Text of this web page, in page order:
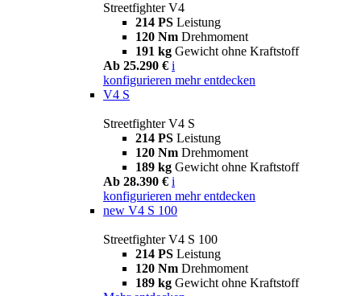
Streetfighter V4
214 PS Leistung
120 Nm Drehmoment
191 kg Gewicht ohne Kraftstoff
Ab 25.290 € i
konfigurieren mehr entdecken
V4 S
Streetfighter V4 S
214 PS Leistung
120 Nm Drehmoment
189 kg Gewicht ohne Kraftstoff
Ab 28.390 € i
konfigurieren mehr entdecken
new V4 S 100
Streetfighter V4 S 100
214 PS Leistung
120 Nm Drehmoment
189 kg Gewicht ohne Kraftstoff